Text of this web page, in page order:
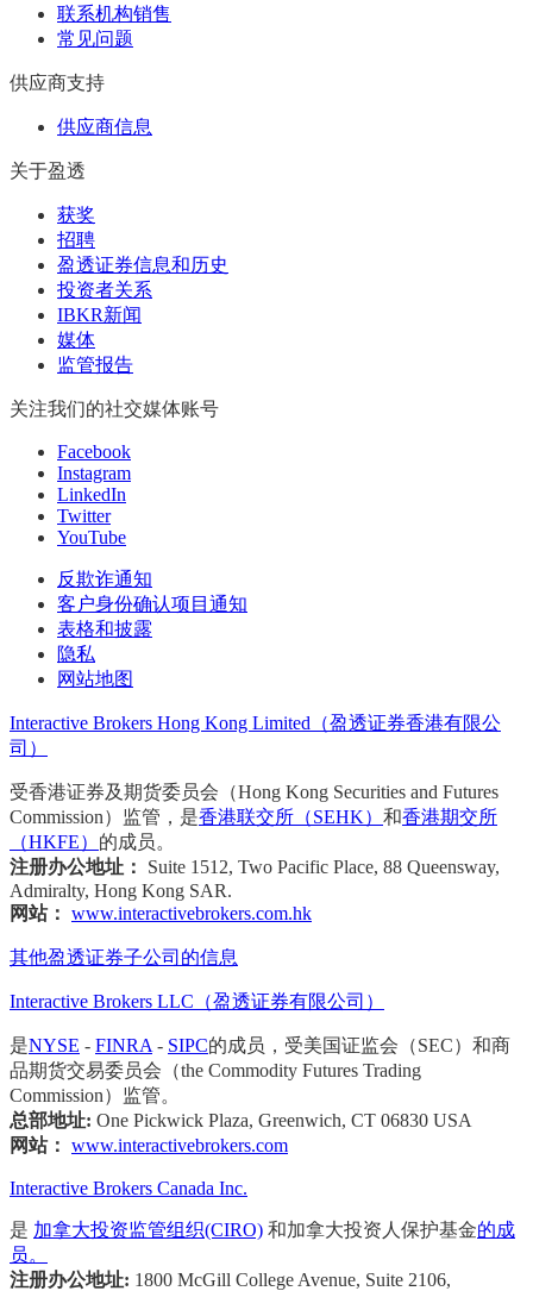
联系机构销售
常见问题
供应商支持
供应商信息
关于盈透
获奖
招聘
盈透证券信息和历史
投资者关系
IBKR新闻
媒体
监管报告
关注我们的社交媒体账号
Facebook
Instagram
LinkedIn
Twitter
YouTube
反欺诈通知
客户身份确认项目通知
表格和披露
隐私
网站地图
Interactive Brokers Hong Kong Limited（盈透证券香港有限公
司）
受香港证券及期货委员会（Hong Kong Securities and Futures
Commission）监管，是香港联交所（SEHK） 和香港期交所
（HKFE） 的成员。
注册办公地址：
Suite 1512, Two Pacific Place, 88 Queensway,
Admiralty, Hong Kong SAR.
网站： www.interactivebrokers.com.hk
其他盈透证券子公司的信息
Interactive Brokers LLC（盈透证券有限公司）
是NYSE - FINRA - SIPC的成员，受美国证监会（SEC）和商
品期货交易委员会（the Commodity Futures Trading
Commission）监管。
总部地址: One Pickwick Plaza, Greenwich, CT 06830 USA
网站： www.interactivebrokers.com
Interactive Brokers Canada Inc.
是 加拿大投资监管组织(CIRO) 和加拿大投资人保护基金的成
员。
注册办公地址: 1800 McGill College Avenue, Suite 2106,